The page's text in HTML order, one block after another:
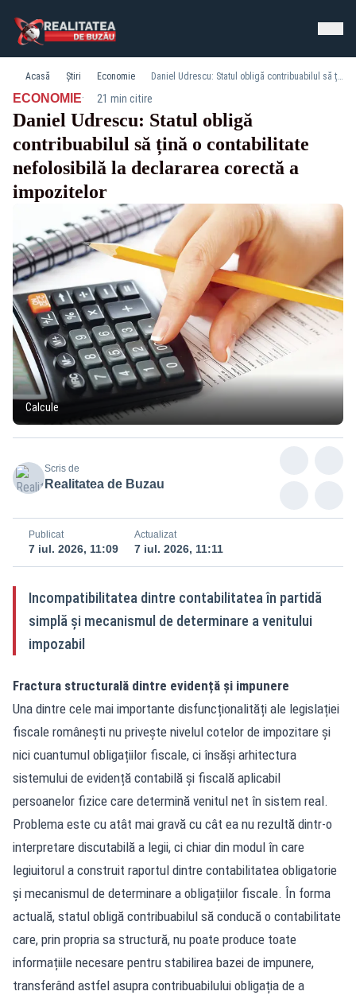
Acasă Știri Economie Daniel Udrescu: Statul obligă contribuabilul să țină o contabilitate nefolosibilă la declararea corectă a impozitelor
ECONOMIE· 21 min citire
Daniel Udrescu: Statul obligă
contribuabilul să țină o contabilitate
nefolosibilă la declararea corectă a
impozitelor
Calcule
Scris de
Realitatea de Buzau
Publicat
7 iul. 2026, 11:09
Actualizat
7 iul. 2026, 11:11
Incompatibilitatea dintre contabilitatea în partidă
simplă și mecanismul de determinare a venitului
impozabil
Fractura structurală dintre evidență și impunere
Una dintre cele mai importante disfuncționalități ale legislației
fiscale românești nu privește nivelul cotelor de impozitare și
nici cuantumul obligațiilor fiscale, ci însăși arhitectura
sistemului de evidență contabilă și fiscală aplicabil
persoanelor fizice care determină venitul net în sistem real.
Problema este cu atât mai gravă cu cât ea nu rezultă dintr-o
interpretare discutabilă a legii, ci chiar din modul în care
legiuitorul a construit raportul dintre contabilitatea obligatorie
și mecanismul de determinare a obligațiilor fiscale. În forma
actuală, statul obligă contribuabilul să conducă o contabilitate
care, prin propria sa structură, nu poate produce toate
informațiile necesare pentru stabilirea bazei de impunere,
transferând astfel asupra contribuabilului obligația de a